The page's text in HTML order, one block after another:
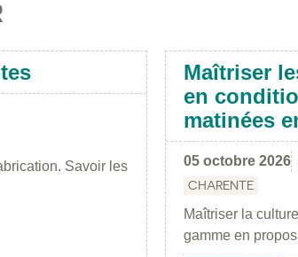
Savoir les
Maîtriser
en
matinées
05 octobre 2026
CHARENTE
Maîtriser la
gamme en